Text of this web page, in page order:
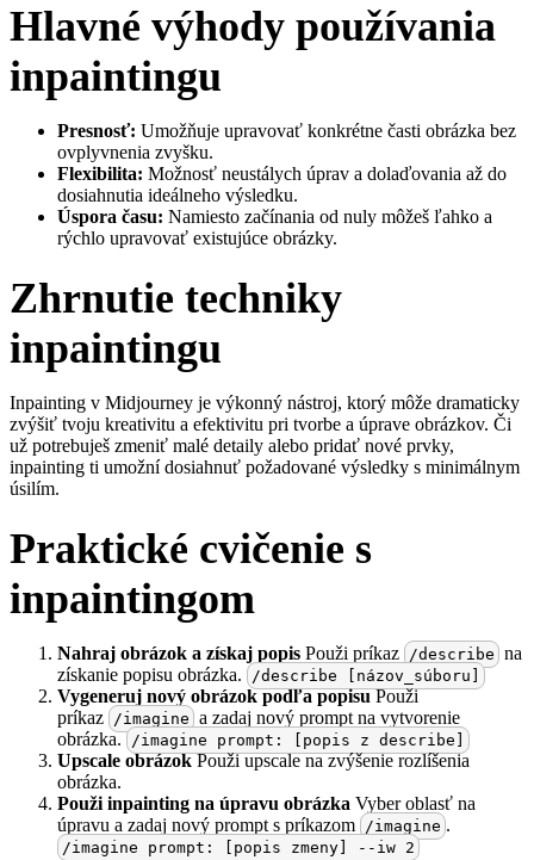
Hlavné výhody používania
inpaintingu
Presnosť: Umožňuje upravovať konkrétne časti obrázka bez
ovplyvnenia zvyšku.
Flexibilita: Možnosť neustálych úprav a dolaďovania až do
dosiahnutia ideálneho výsledku.
Úspora času: Namiesto začínania od nuly môžeš ľahko a
rýchlo upravovať existujúce obrázky.
Zhrnutie techniky
inpaintingu
Inpainting v Midjourney je výkonný nástroj, ktorý môže dramaticky
zvýšiť tvoju kreativitu a efektivitu pri tvorbe a úprave obrázkov. Či
už potrebuješ zmeniť malé detaily alebo pridať nové prvky,
inpainting ti umožní dosiahnuť požadované výsledky s minimálnym
úsilím.
Praktické cvičenie s
inpaintingom
Nahraj obrázok a získaj popis Použi príkaz /describe na
získanie popisu obrázka.
/describe [názov_súboru]
Vygeneruj nový obrázok podľa popisuPouži
príkaz
/imagine a zadaj nový prompt na vytvorenie
obrázka. /imagine prompt: [popis z describe]
Upscale obrázokPouži upscale na zvýšenie rozlíšenia
obrázka.
Použi inpainting na úpravu obrázka Vyber oblasť na
úpravu a zadaj nový prompt s príkazom
/imagine .
/imagine prompt: [popis zmeny] --iw 2